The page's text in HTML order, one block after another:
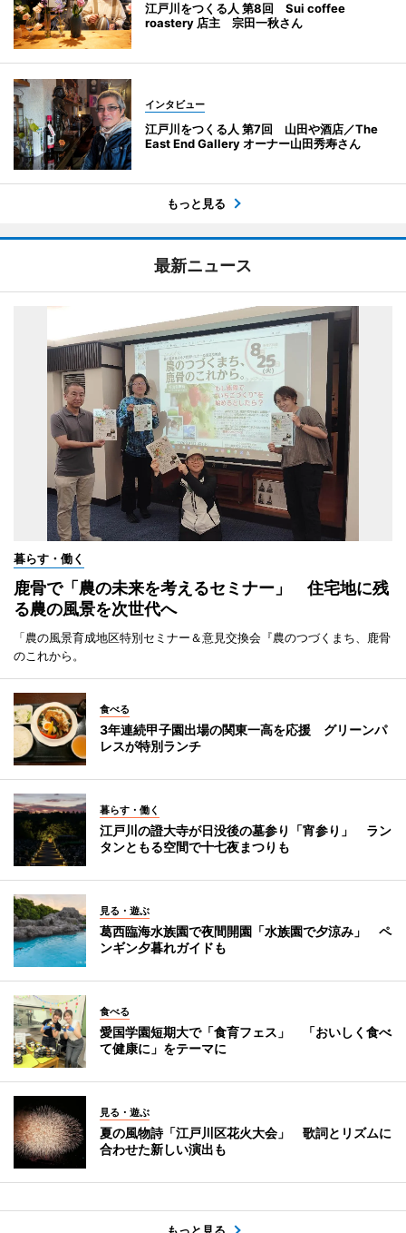
江戸川をつくる人 第8回 Sui coffee
roastery 店主 宗田一秋さん
インタビュー
江戸川をつくる人 第7回 山田や酒店／The
East End Gallery オーナー山田秀寿さん
もっと見る
最新ニュース
暮らす・働く
鹿骨で「農の未来を考えるセミナー」 住宅地に残
る農の風景を次世代へ
「農の風景育成地区特別セミナー＆意見交換会『農のつづくまち、鹿骨
のこれから。
食べる
3年連続甲子園出場の関東一高を応援 グリーンパ
レスが特別ランチ
暮らす・働く
江戸川の證大寺が日没後の墓参り「宵参り」 ラン
タンともる空間で十七夜まつりも
見る・遊ぶ
葛西臨海水族園で夜間開園「水族園で夕涼み」 ペ
ンギン夕暮れガイドも
食べる
愛国学園短期大で「食育フェス」 「おいしく食べ
て健康に」をテーマに
見る・遊ぶ
夏の風物詩「江戸川区花火大会」 歌詞とリズムに
合わせた新しい演出も